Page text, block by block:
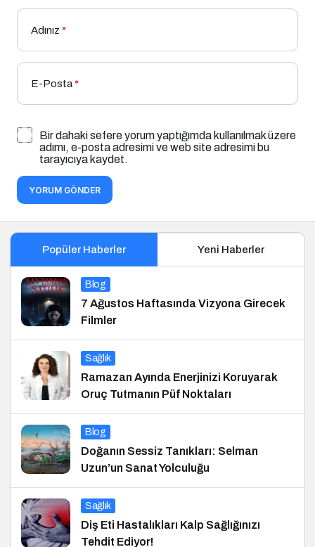
Adınız *
E-Posta*
Bir dahaki sefere yorum yaptığımda kullanılmak üzere
adımı, e-posta adresimi ve web site adresimi bu
tarayıcıya kaydet.
YORUM GÖNDER
Popüler Haberler Yeni Haberler
Blog
7 Ağustos Haftasında Vizyona Girecek
Filmler
Sağlık
Ramazan Ayında Enerjinizi Koruyarak
Oruç Tutmanın Püf Noktaları
Blog
Doğanın Sessiz Tanıkları: Selman
Uzun’un Sanat Yolculuğu
Sağlık
Diş Eti Hastalıkları Kalp Sağlığınızı
Tehdit Ediyor!